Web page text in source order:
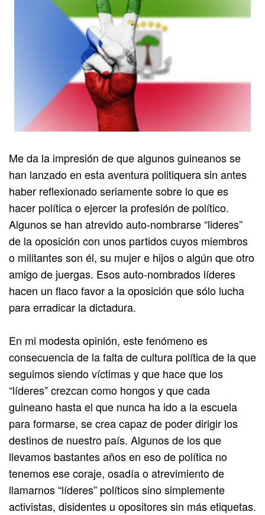
Me da la impresión de que algunos guineanos se
han lanzado en esta aventura politiquera sin antes
haber reflexionado seriamente sobre lo que es
hacer política o ejercer la profesión de político.
Algunos se han atrevido auto-nombrarse “lideres”
de la oposición con unos partidos cuyos miembros
o militantes son él, su mujer e hijos o algún que otro
amigo de juergas. Esos auto-nombrados líderes
hacen un flaco favor a la oposición que sólo lucha
para erradicar la dictadura.
En mi modesta opinión, este fenómeno es
consecuencia de la falta de cultura política de la que
seguimos siendo víctimas y que hace que los
“líderes” crezcan como hongos y que cada
guineano hasta el que nunca ha ido a la escuela
para formarse, se crea capaz de poder dirigir los
destinos de nuestro país. Algunos de los que
llevamos bastantes años en eso de política no
tenemos ese coraje, osadía o atrevimiento de
llamarnos “líderes” políticos sino simplemente
activistas, disidentes u opositores sin más etiquetas.